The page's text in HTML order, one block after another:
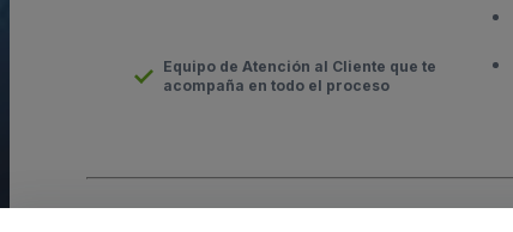
Equipo de Atención al Cliente que te
acompaña en todo el proceso